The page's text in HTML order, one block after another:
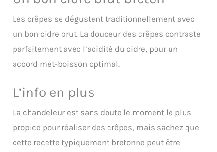
Les crêpes se dégustent traditionnellement avec
un bon cidre brut. La douceur des crêpes contraste
parfaitement avec l’acidité du cidre, pour un
accord met-boisson optimal.
L’info en plus
La chandeleur est sans doute le moment le plus
propice pour réaliser des crêpes, mais sachez que
cette recette typiquement bretonne peut être